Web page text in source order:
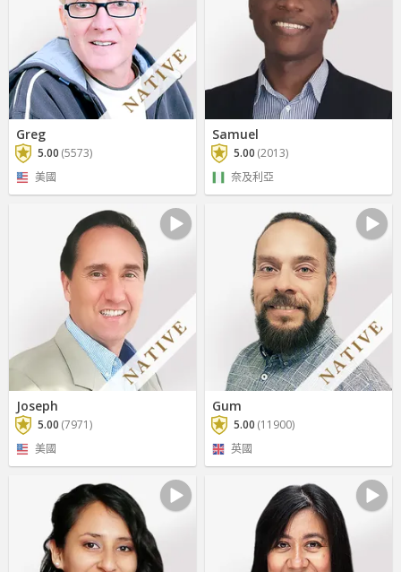
Greg
5.00 (5573)
美國
Samuel
5.00 (2013)
奈及利亞
Joseph
5.00 (7971)
美國
Gum
5.00 (11900)
英國